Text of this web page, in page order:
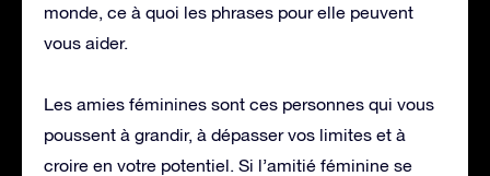
monde, ce à quoi les phrases pour elle peuvent
vous aider.
Les amies féminines sont ces personnes qui vous
poussent à grandir, à dépasser vos limites et à
croire en votre potentiel. Si l’amitié féminine se